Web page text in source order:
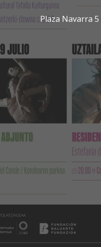
Plaza Navarra 5